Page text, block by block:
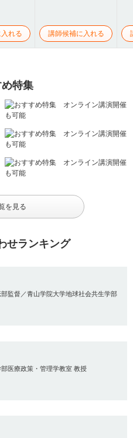
れる 講師候補に入れる
特集
を見る
せランキング
監督／青山学院大学地球社会共生学部
医療政策・管理学教室 教授